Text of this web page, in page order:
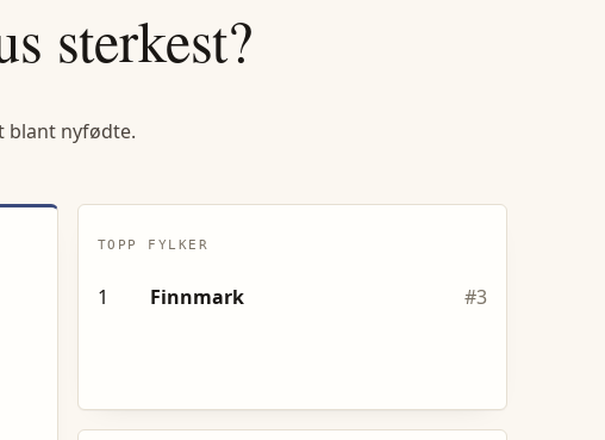
sterkest?
blant nyfødte.
TOPP FYLKER
1 Finnmark #3